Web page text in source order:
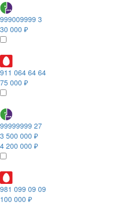
999009999 3
30 000 ₽
911 064 64 64
75 000 ₽
99999999 27
3 500 000 ₽
4 200 000 ₽
981 099 09 09
100 000 ₽